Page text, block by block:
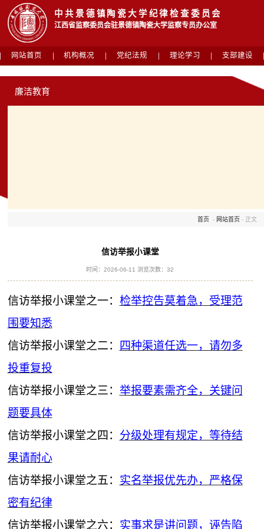
中共景德镇陶瓷大学纪律检查委员会
江西省监察委员会驻景德镇陶瓷大学监察专员办公室
网站首页 机构概况 党纪法规 理论学习 支部建设
廉洁教育
首页 - 网站首页 - 正文
信访举报小课堂
时间：2026-06-11 浏览次数：32
信访举报小课堂之一： 检举控告莫着急，受理范
围要知悉
信访举报小课堂之二：
四种渠道任选一，请勿多
投重复投
信访举报小课堂之三： 举报要素需齐全，关键问
题要具体
信访举报小课堂之 四： 分级处理有规定，等待结
果请耐心
信访举报小课堂之五 ： 实名举报优先办，严格保
密有纪律
信访举报小课堂之六： 实事求是讲问题，诬告陷